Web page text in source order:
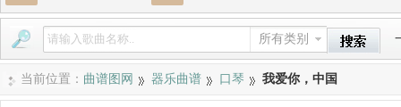
所有类别
当前位置： 曲谱图网 器乐曲谱 口琴 我爱你，中国